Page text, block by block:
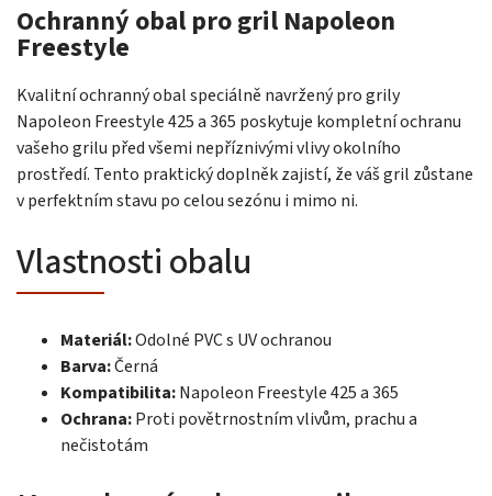
Ochranný obal pro gril Napoleon
Freestyle
Kvalitní ochranný obal speciálně navržený pro grily
Napoleon Freestyle 425 a 365 poskytuje kompletní ochranu
vašeho grilu před všemi nepříznivými vlivy okolního
prostředí. Tento praktický doplněk zajistí, že váš gril zůstane
v perfektním stavu po celou sezónu i mimo ni.
Vlastnosti obalu
Materiál:Odolné PVC s UV ochranou
Barva:Černá
Kompatibilita:Napoleon Freestyle 425 a 365
Ochrana:Proti povětrnostním vlivům, prachu a
nečistotám